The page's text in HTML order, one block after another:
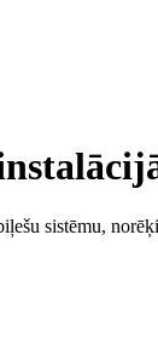
sistēmu,